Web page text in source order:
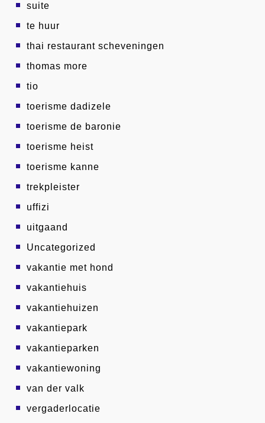
suite
te huur
thai restaurant scheveningen
thomas more
tio
toerisme dadizele
toerisme de baronie
toerisme heist
toerisme kanne
trekpleister
uffizi
uitgaand
Uncategorized
vakantie met hond
vakantiehuis
vakantiehuizen
vakantiepark
vakantieparken
vakantiewoning
van der valk
vergaderlocatie